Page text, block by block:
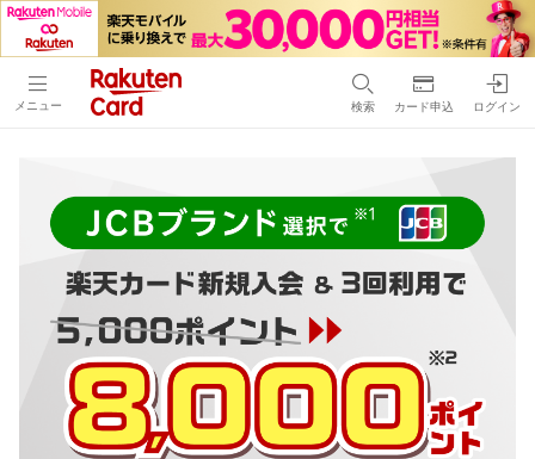
メニュー 検索 カード申込 ログイン